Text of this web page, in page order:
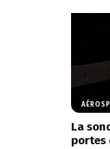
La
portes